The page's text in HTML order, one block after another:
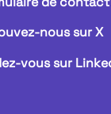
nous sur X
vous sur